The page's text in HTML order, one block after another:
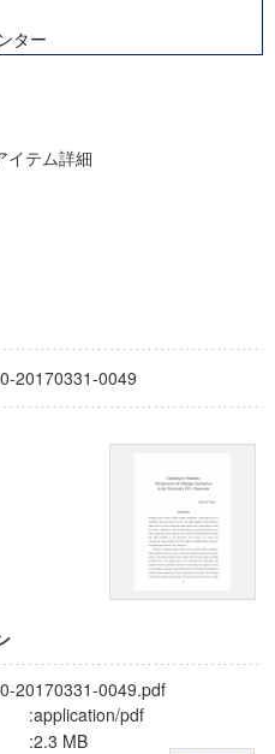
ター
ティテュート
報告書
プログラム「超成熟社会発展のサ
イテム詳細
20170331-0049
20170331-0049.pdf
:application/pdf
:2.3 MB